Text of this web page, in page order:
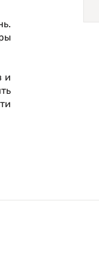
и